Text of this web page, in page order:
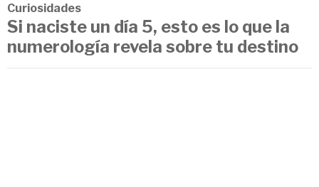
Curiosidades
Si naciste un día 5, esto es lo que la
numerología revela sobre tu destino